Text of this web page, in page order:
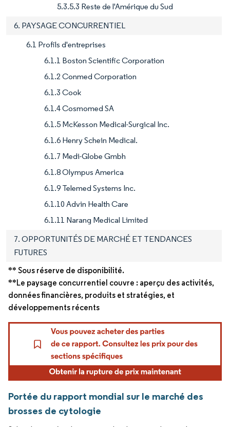
5.3.5.3 Reste de l'Amérique du Sud
6. PAYSAGE CONCURRENTIEL
6.1 Profils d'entreprises
6.1.1 Boston Scientific Corporation
6.1.2 Conmed Corporation
6.1.3 Cook
6.1.4 Cosmomed SA
6.1.5 McKesson Medical-Surgical Inc.
6.1.6 Henry Schein Medical.
6.1.7 Medi-Globe Gmbh
6.1.8 Olympus America
6.1.9 Telemed Systems Inc.
6.1.10 Advin Health Care
6.1.11 Narang Medical Limited
7. OPPORTUNITÉS DE MARCHÉ ET TENDANCES
FUTURES
** Sous réserve de disponibilité.
**Le paysage concurrentiel couvre : aperçu des activités,
données financières, produits et stratégies, et
développements récents
Portée du rapport mondial sur le marché des
brosses de cytologie